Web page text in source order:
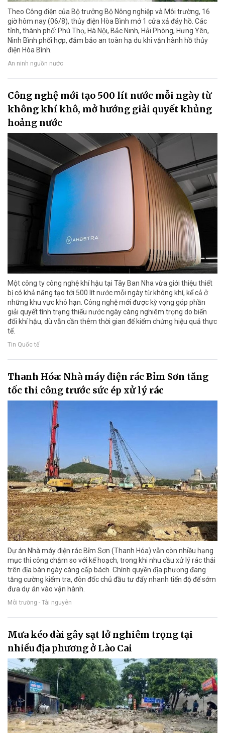
Theo Công điện của Bộ trưởng Bộ Nông nghiệp và Môi trường, 16
giờ hôm nay (06/8), thủy điện Hòa Bình mở 1 cửa xả đáy hồ. Các
tỉnh, thành phố: Phú Thọ, Hà Nội, Bắc Ninh, Hải Phòng, Hưng Yên,
Ninh Bình phối hợp, đảm bảo an toàn hạ du khi vận hành hồ thủy
điện Hòa Bình.
An ninh nguồn nước
Công nghệ mới tạo 500 lít nước mỗi ngày từ
không khí khô, mở hướng giải quyết khủng
hoảng nước
Một công ty công nghệ khí hậu tại Tây Ban Nha vừa giới thiệu thiết
bị có khả năng tạo tới 500 lít nước mỗi ngày từ không khí, kể cả ở
những khu vực khô hạn. Công nghệ mới được kỳ vọng góp phần
giải quyết tình trạng thiếu nước ngày càng nghiêm trọng do biến
đổi khí hậu, dù vẫn cần thêm thời gian để kiểm chứng hiệu quả thực
tế.
Tin Quốc tế
Thanh Hóa: Nhà máy điện rác Bỉm Sơn tăng
tốc thi công trước sức ép xử lý rác
Dự án Nhà máy điện rác Bỉm Sơn (Thanh Hóa) vẫn còn nhiều hạng
mục thi công chậm so với kế hoạch, trong khi nhu cầu xử lý rác thải
trên địa bàn ngày càng cấp bách. Chính quyền địa phương đang
tăng cường kiểm tra, đôn đốc chủ đầu tư đẩy nhanh tiến độ để sớm
đưa dự án vào vận hành.
Môi trường - Tài nguyên
Mưa kéo dài gây sạt lở nghiêm trọng tại
nhiều địa phương ở Lào Cai